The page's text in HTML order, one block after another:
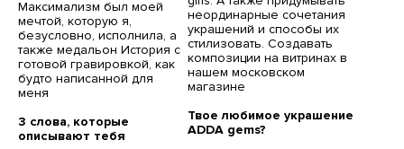
Максимализм был моей
мечтой, которую я,
безусловно, исполнила, а
также медальон История с
готовой гравировкой, как
будто написанной для
меня
3 слова, которые
описывают тебя
неординарные сочетания
украшений и способы их
стилизовать. Создавать
композиции на витринах в
нашем московском
магазине
Твое любимое украшение
ADDA gems?